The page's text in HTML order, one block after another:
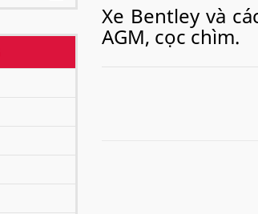
Xe Bentley và
AGM, cọc chìm.
Xe Bentley
6.75W12 hộp